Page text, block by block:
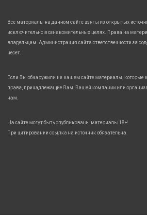
Все материалы на данном сайте взяты из открытых
исключительно в ознакомительных целях. Права на
владельцам. Администрация сайта ответственности за
несет.
Если Вы обнаружили на нашем сайте материалы, которые
права, принадлежащие Вам, Вашей компании или
нам.
На сайте могут быть опубликованы материалы 18+!
При цитировании ссылка на источник обязательна.